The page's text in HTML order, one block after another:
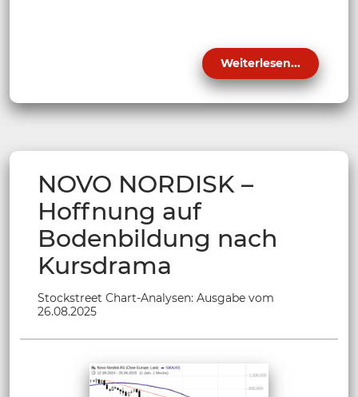
Weiterlesen...
NOVO NORDISK –
Hoffnung auf
Bodenbildung nach
Kursdrama
Stockstreet Chart-Analysen: Ausgabe vom
26.08.2025